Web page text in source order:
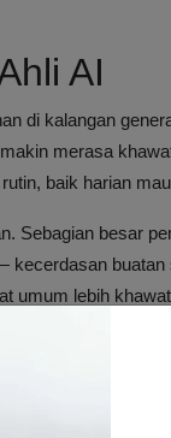
AI
di kalangan
merasa
baik harian
Sebagian besar
kecerdasan
umum lebih
pusat
anti-AI yang
merugikan